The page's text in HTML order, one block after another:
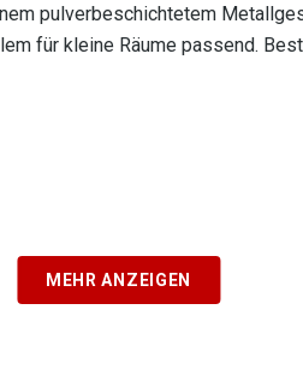
pulverbeschichtetem
für kleine Räume passend.
MEHR ANZEIGEN